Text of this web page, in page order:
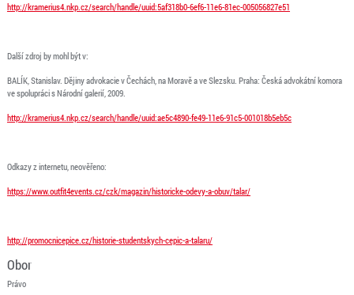
http://kramerius4.nkp.cz/search/handle/uuid:5af318b0-6ef6-11e6-81ec-005056827e51
Další zdroj by mohl být v:
BALÍK, Stanislav. Dějiny advokacie v Čechách, na Moravě a ve Slezsku. Praha: Česká advokátní komora
ve spolupráci s Národní galerií, 2009.
http://kramerius4.nkp.cz/search/handle/uuid:ae5c4890-fe49-11e6-91c5-001018b5eb5c
Odkazy z internetu, neověřeno:
https://www.outfit4events.cz/czk/magazin/historicke-odevy-a-obuv/talar/
http://promocnicepice.cz/historie-studentskych-cepic-a-talaru/
Obor
Právo